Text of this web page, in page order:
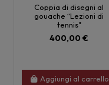
Coppia di disegni al
gouache “Lezioni di
tennis"
400,00 €
Aggiungi al carrello